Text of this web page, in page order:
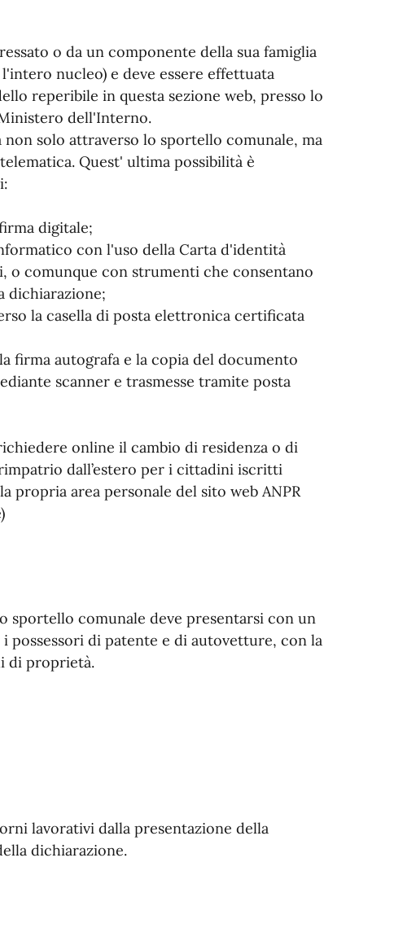
o da un componente della sua famiglia
nucleo) e deve essere effettuata
reperibile in questa sezione web, presso lo
dell'Interno.
solo attraverso lo sportello comunale, ma
Quest' ultima possibilità è
digitale;
con l'uso della Carta d'identità
o comunque con strumenti che consentano
dichiarazione;
la casella di posta elettronica certificata
firma autografa e la copia del documento
scanner e trasmesse tramite posta
online il cambio di residenza o di
dall’estero per i cittadini iscritti
propria area personale del sito web ANPR
sportello comunale deve presentarsi con un
di patente e di autovetture, con la
di proprietà.
lavorativi dalla presentazione della
dichiarazione.